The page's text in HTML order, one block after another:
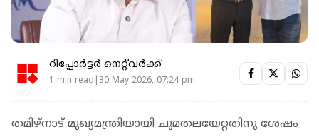
റിപ്പോർട്ടർ നെറ്റ്‌വര്‍ക്ക്‌
1 min read|30 May 2026, 07:24 pm
തമിഴ്‌നാട് മുഖ്യമന്ത്രിയായി ചുമതലയേറ്റതിനു ശേഷം